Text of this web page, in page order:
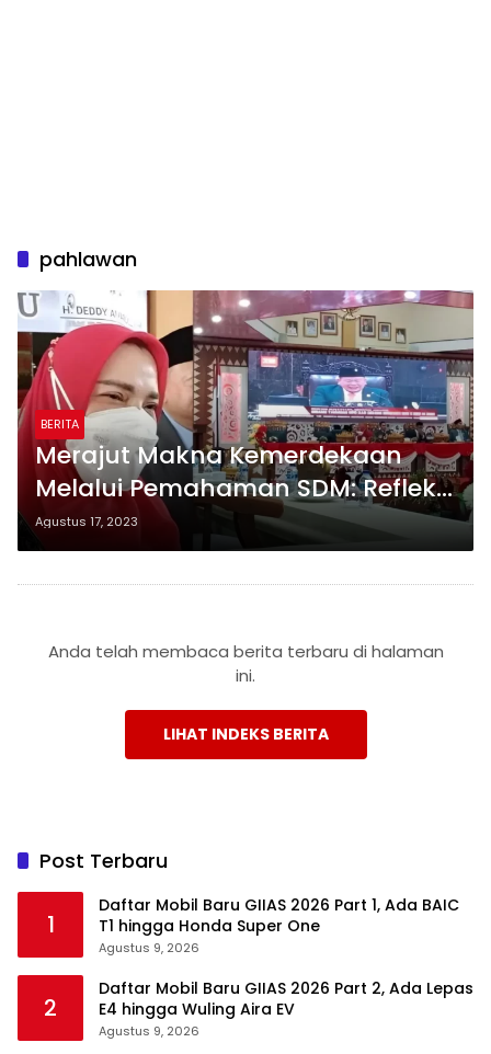
pahlawan
BERITA
Merajut Makna Kemerdekaan
Melalui Pemahaman SDM: Refleksi
dari Rapat Paripurna HUT ke-78 RI
di Bawah Arahan Wali Kota
Bandar Lampung
Agustus 17, 2023
Anda telah membaca berita terbaru di halaman
ini.
LIHAT INDEKS BERITA
Post Terbaru
1
Daftar Mobil Baru GIIAS 2026 Part 1, Ada BAIC
T1 hingga Honda Super One
Agustus 9, 2026
2
Daftar Mobil Baru GIIAS 2026 Part 2, Ada Lepas
E4 hingga Wuling Aira EV
Agustus 9, 2026